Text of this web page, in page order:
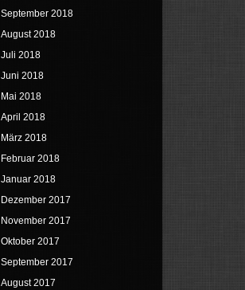
September 2018
August 2018
Juli 2018
Juni 2018
Mai 2018
April 2018
März 2018
Februar 2018
Januar 2018
Dezember 2017
November 2017
Oktober 2017
September 2017
August 2017